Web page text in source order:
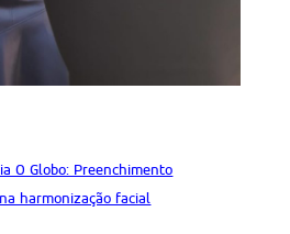
O Globo: Preenchimento
harmonização facial